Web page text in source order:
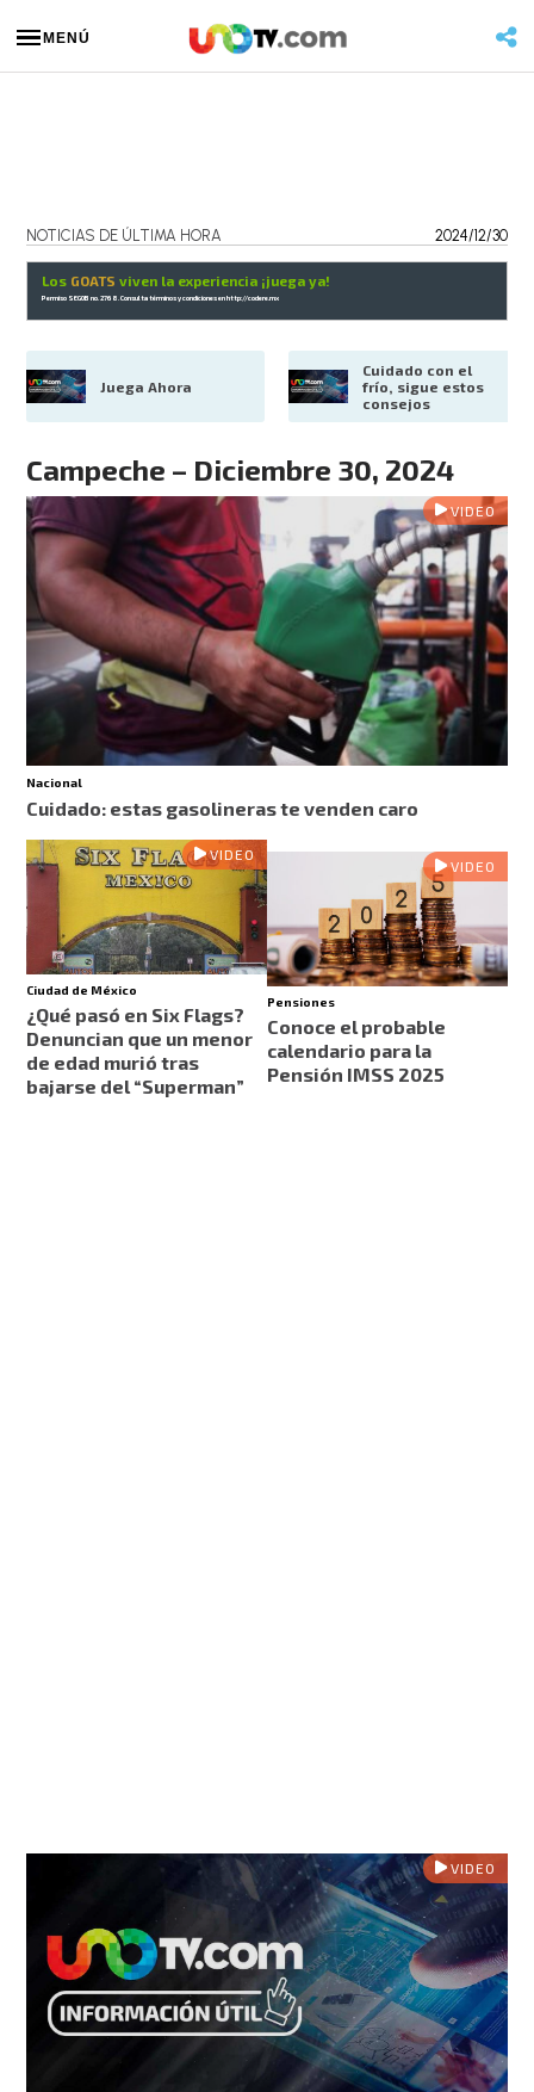
MENÚ
NOTICIAS DE ÚLTIMA HORA 2024/12/30
Los GOATS viven la experiencia ¡juega ya!
Permiso SEGOB no. 2768. Consulta términos y condiciones enhttp://codere.mx
Juega Ahora
Cuidado con el
frío, sigue estos
consejos
Campeche – Diciembre 30, 2024
VIDEO
Nacional
Cuidado: estas gasolineras te venden caro
VIDEO
Ciudad de México
¿Qué pasó en Six Flags?
Denuncian que un menor
de edad murió tras
bajarse del “Superman”
VIDEO
Pensiones
Conoce el probable
calendario para la
Pensión IMSS 2025
VIDEO